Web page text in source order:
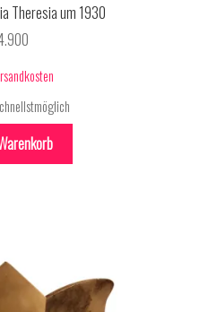
Theresia um 1930